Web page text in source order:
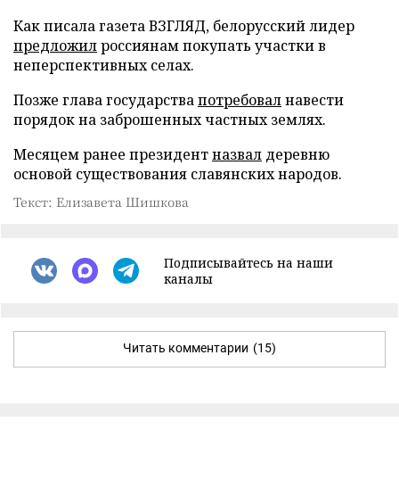
Как писала газета ВЗГЛЯД, белорусский лидер
предложилроссиянам покупать участки в
неперспективных селах.
Позже глава государствапотребовалнавести
порядок на заброшенных частных землях.
Месяцем ранее президентназвал деревню
основой существования славянских народов.
Текст: Елизавета Шишкова
Подписывайтесь на наши
каналы
Читать комментарии (15)